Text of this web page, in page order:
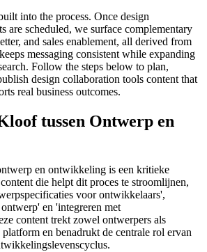
into the process. Once design
are scheduled, we surface complementary
and sales enablement, all derived from
messaging consistent while expanding
Follow the steps below to plan,
design collaboration tools content that
real business outcomes.
tussen Ontwerp en
en ontwikkeling is een kritieke
die helpt dit proces te stroomlijnen,
voor ontwikkelaars',
en 'integreren met
content trekt zowel ontwerpers als
en benadrukt de centrale rol ervan